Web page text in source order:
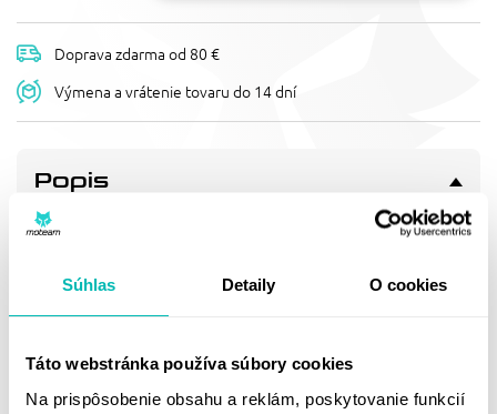
Súhlas Detaily O cookies
Táto webstránka používa súbory cookies
Na prispôsobenie obsahu a reklám, poskytovanie funkcií
Doprava zdarma od 80 €
Výmena a vrátenie tovaru do 14 dní
Popis
KONCOVKA VÝFUKU MIVV MK3
Řada SPORT, pozice STANDARD